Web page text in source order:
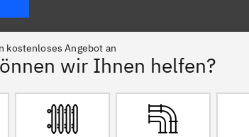
kostenloses Angebot an
wir Ihnen helfen?